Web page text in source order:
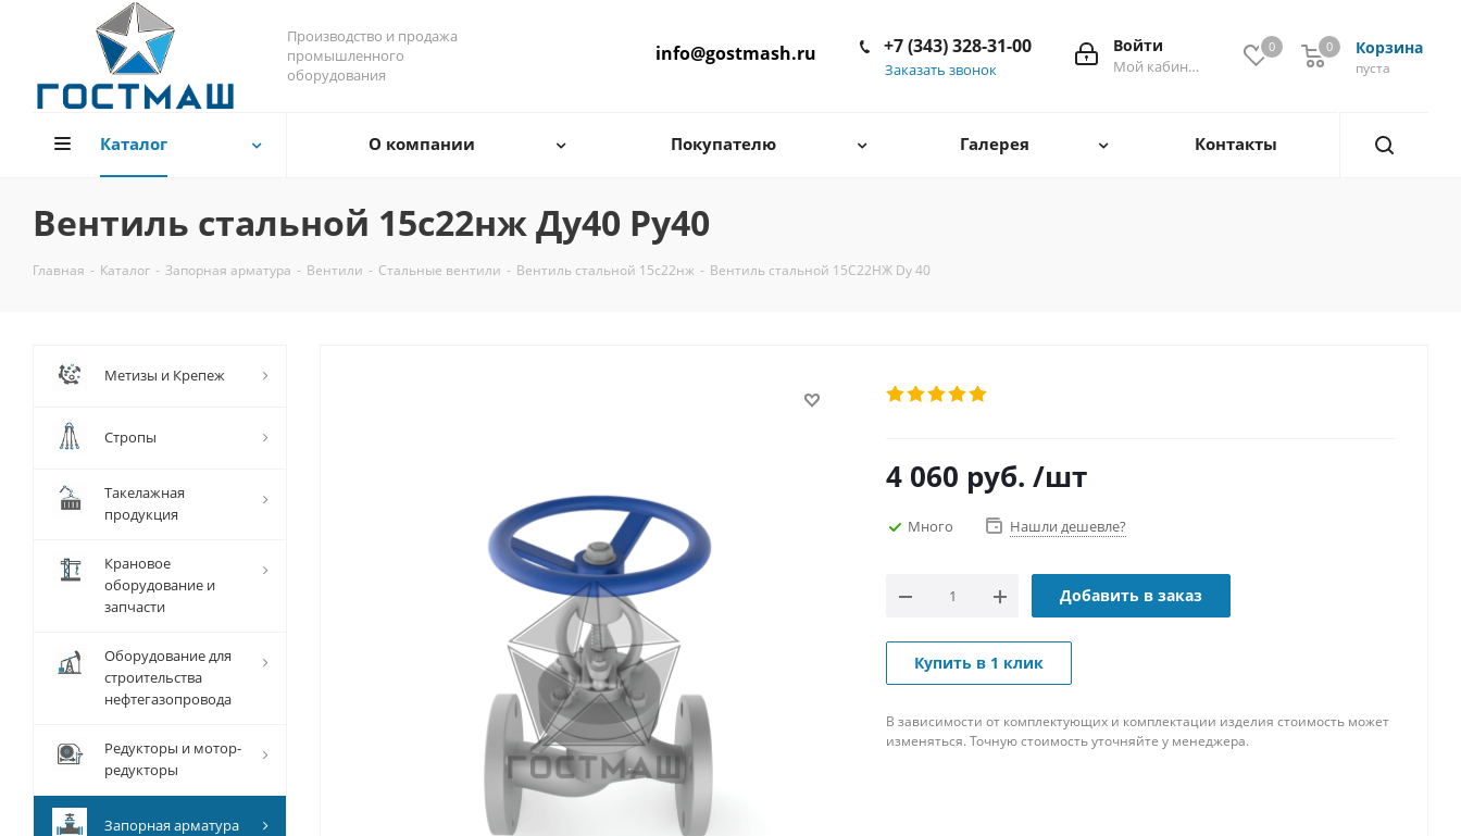
Производство и продажа
промышленного
оборудования
0 Корзина
0
пуста
0
Войти
Мой кабинет
+7 (343) 328-31-00
Заказать звонок
info@gostmash.ru
Каталог О компании Покупателю Галерея Контакты
Вентиль стальной 15с22нж Ду40 Ру40
Главная - Каталог - Запорная арматура - Вентили - Стальные вентили - Вентиль стальной 15с22нж - Вентиль стальной 15С22НЖ Dу 40
4 060 руб. /шт
Много Нашли дешевле?
Добавить в заказ
Купить в 1 клик
В зависимости от комплектующих и комплектации изделия стоимость может
изменяться. Точную стоимость уточняйте у менеджера.
Метизы и Крепеж
Стропы
Такелажная
продукция
Крановое
оборудование и
запчасти
Оборудование для
строительства
нефтегазопровода
Редукторы и мотор-
редукторы
Запорная арматура